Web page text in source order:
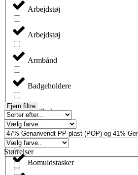
Arbejdstøj
Arbejdstøj
Armbånd
Badgeholdere
Biltilbehør
Blyanter
Bomuldstasker
Fjern filtre
Størrelser